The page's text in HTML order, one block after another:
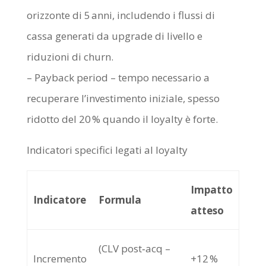
orizzonte di 5 anni, includendo i flussi di
cassa generati da upgrade di livello e
riduzioni di churn.
– Payback period – tempo necessario a
recuperare l’investimento iniziale, spesso
ridotto del 20 % quando il loyalty è forte.
Indicatori specifici legati al loyalty
Indicatore Formula
Impatto
atteso
Incremento
(CLV post‑acq –
+12 %